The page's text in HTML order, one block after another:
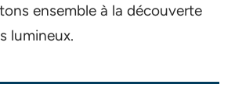
ensemble à la découverte
lumineux.